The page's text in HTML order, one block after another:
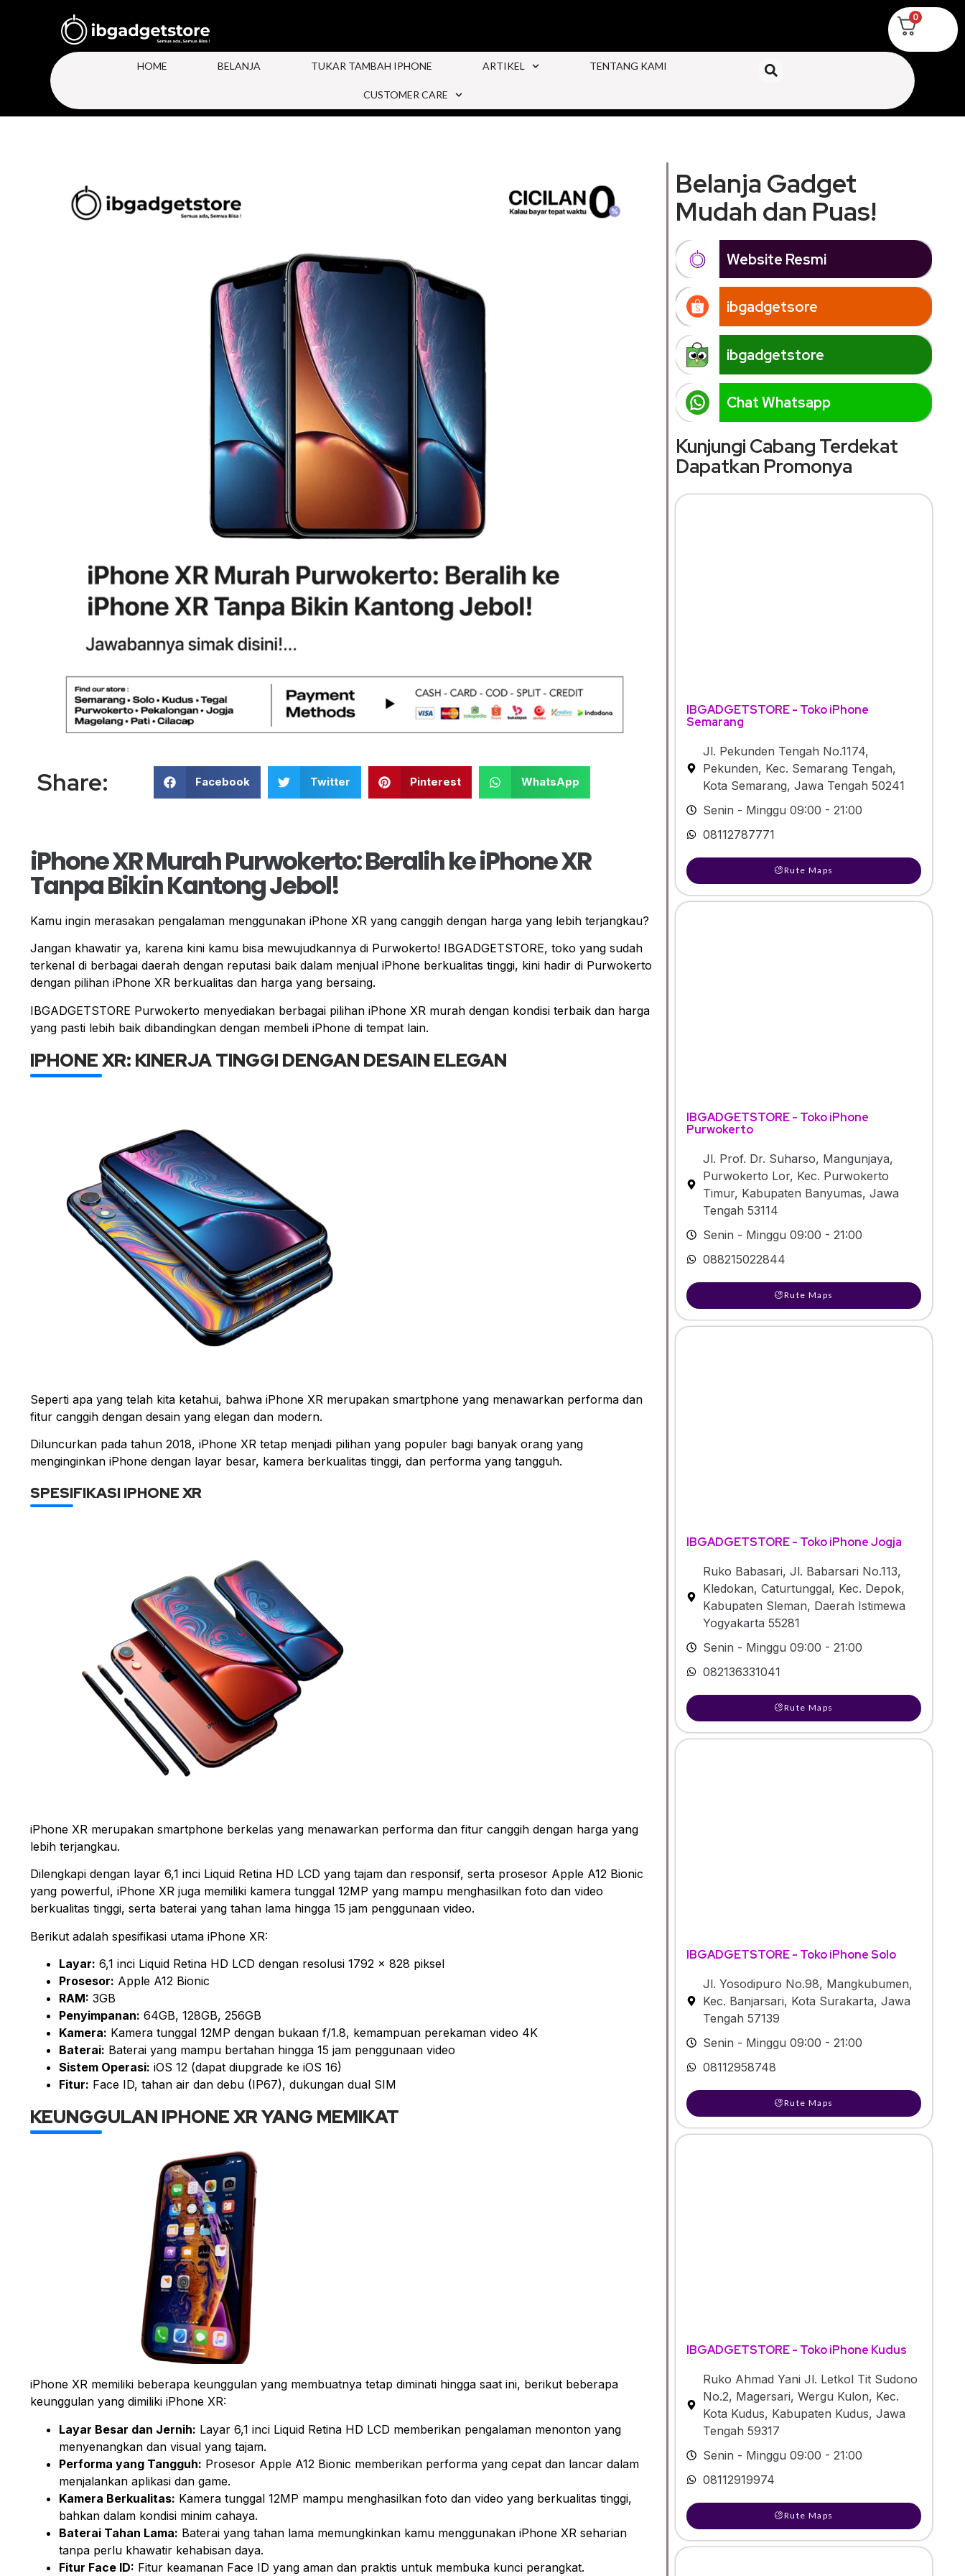
0
HOME BELANJA TUKAR TAMBAH IPHONE ARTIKEL TENTANG KAMI
CUSTOMER CARE
Share: Facebook Twitter Pinterest WhatsApp
iPhone XR Murah Purwokerto: Beralih ke iPhone XR
Tanpa Bikin Kantong Jebol!
Kamu ingin merasakan pengalaman menggunakan iPhone XR yang canggih dengan harga yang lebih terjangkau?
Jangan khawatir ya, karena kini kamu bisa mewujudkannya di Purwokerto! IBGADGETSTORE, toko yang sudah
terkenal di berbagai daerah dengan reputasi baik dalam menjual iPhone berkualitas tinggi, kini hadir di Purwokerto
dengan pilihan iPhone XR berkualitas dan harga yang bersaing.
IBGADGETSTORE Purwokerto menyediakan berbagai pilihan iPhone XR murah dengan kondisi terbaik dan harga
yang pasti lebih baik dibandingkan dengan membeli iPhone di tempat lain.
IPHONE XR: KINERJA TINGGI DENGAN DESAIN ELEGAN
Seperti apa yang telah kita ketahui, bahwa iPhone XR merupakan smartphone yang menawarkan performa dan
fitur canggih dengan desain yang elegan dan modern.
Diluncurkan pada tahun 2018, iPhone XR tetap menjadi pilihan yang populer bagi banyak orang yang
menginginkan iPhone dengan layar besar, kamera berkualitas tinggi, dan performa yang tangguh.
SPESIFIKASI IPHONE XR
iPhone XR merupakan smartphone berkelas yang menawarkan performa dan fitur canggih dengan harga yang
lebih terjangkau.
Dilengkapi dengan layar 6,1 inci Liquid Retina HD LCD yang tajam dan responsif, serta prosesor Apple A12 Bionic
yang powerful, iPhone XR juga memiliki kamera tunggal 12MP yang mampu menghasilkan foto dan video
berkualitas tinggi, serta baterai yang tahan lama hingga 15 jam penggunaan video.
Berikut adalah spesifikasi utama iPhone XR:
Layar: 6,1 inci Liquid Retina HD LCD dengan resolusi 1792 x 828 piksel
Prosesor: Apple A12 Bionic
RAM: 3GB
Penyimpanan: 64GB, 128GB, 256GB
Kamera: Kamera tunggal 12MP dengan bukaan f/1.8, kemampuan perekaman video 4K
Baterai: Baterai yang mampu bertahan hingga 15 jam penggunaan video
Sistem Operasi: iOS 12 (dapat diupgrade ke iOS 16)
Fitur: Face ID, tahan air dan debu (IP67), dukungan dual SIM
KEUNGGULAN IPHONE XR YANG MEMIKAT
iPhone XR memiliki beberapa keunggulan yang membuatnya tetap diminati hingga saat ini, berikut beberapa
keunggulan yang dimiliki iPhone XR:
Layar Besar dan Jernih: Layar 6,1 inci Liquid Retina HD LCD memberikan pengalaman menonton yang
menyenangkan dan visual yang tajam.
Performa yang Tangguh: Prosesor Apple A12 Bionic memberikan performa yang cepat dan lancar dalam
menjalankan aplikasi dan game.
Kamera Berkualitas: Kamera tunggal 12MP mampu menghasilkan foto dan video yang berkualitas tinggi,
bahkan dalam kondisi minim cahaya.
Baterai Tahan Lama: Baterai yang tahan lama memungkinkan kamu menggunakan iPhone XR seharian
tanpa perlu khawatir kehabisan daya.
Fitur Face ID: Fitur keamanan Face ID yang aman dan praktis untuk membuka kunci perangkat.
Belanja Gadget
Mudah dan Puas!
Website Resmi
ibgadgetsore
ibgadgetstore
Chat Whatsapp
Kunjungi Cabang Terdekat
Dapatkan Promonya
IBGADGETSTORE - Toko iPhone
Semarang
Jl. Pekunden Tengah No.1174,
Pekunden, Kec. Semarang Tengah,
Kota Semarang, Jawa Tengah 50241
Senin - Minggu 09:00 - 21:00
08112787771
Rute Maps
IBGADGETSTORE - Toko iPhone
Purwokerto
Jl. Prof. Dr. Suharso, Mangunjaya,
Purwokerto Lor, Kec. Purwokerto
Timur, Kabupaten Banyumas, Jawa
Tengah 53114
Senin - Minggu 09:00 - 21:00
088215022844
Rute Maps
IBGADGETSTORE - Toko iPhone Jogja
Ruko Babasari, Jl. Babarsari No.113,
Kledokan, Caturtunggal, Kec. Depok,
Kabupaten Sleman, Daerah Istimewa
Yogyakarta 55281
Senin - Minggu 09:00 - 21:00
082136331041
Rute Maps
IBGADGETSTORE - Toko iPhone Solo
Jl. Yosodipuro No.98, Mangkubumen,
Kec. Banjarsari, Kota Surakarta, Jawa
Tengah 57139
Senin - Minggu 09:00 - 21:00
08112958748
Rute Maps
IBGADGETSTORE - Toko iPhone Kudus
Ruko Ahmad Yani Jl. Letkol Tit Sudono
No.2, Magersari, Wergu Kulon, Kec.
Kota Kudus, Kabupaten Kudus, Jawa
Tengah 59317
Senin - Minggu 09:00 - 21:00
08112919974
Rute Maps